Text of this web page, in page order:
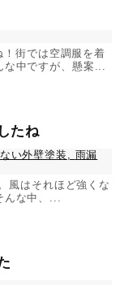
街では空調服を着
中ですが、懸案...
たね
い外壁塗装
雨漏
風はそれほど強くな
な中、...